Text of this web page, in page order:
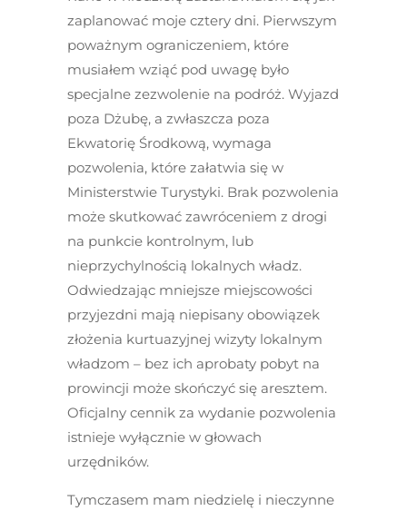
zaplanować moje cztery dni. Pierwszym
poważnym ograniczeniem, które
musiałem wziąć pod uwagę było
specjalne zezwolenie na podróż. Wyjazd
poza Dżubę, a zwłaszcza poza
Ekwatorię Środkową, wymaga
pozwolenia, które załatwia się w
Ministerstwie Turystyki. Brak pozwolenia
może skutkować zawróceniem z drogi
na punkcie kontrolnym, lub
nieprzychylnością lokalnych władz.
Odwiedzając mniejsze miejscowości
przyjezdni mają niepisany obowiązek
złożenia kurtuazyjnej wizyty lokalnym
władzom – bez ich aprobaty pobyt na
prowincji może skończyć się aresztem.
Oficjalny cennik za wydanie pozwolenia
istnieje wyłącznie w głowach
urzędników.
Tymczasem mam niedzielę i nieczynne